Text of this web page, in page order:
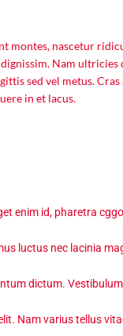
montes, nascetur
Nam
sed vel metus.
in et lacus.
enim id, pharetra
luctus nec lacinia
dictum.
Nam varius tellus